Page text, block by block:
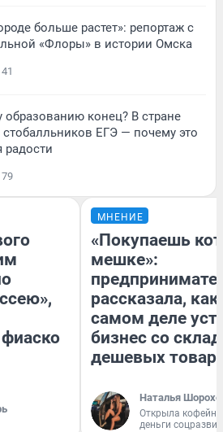
больше растет»: репортаж с
«Флоры» в истории Омска
41
образованию конец? В стране
стобалльников ЕГЭ — почему это
радости
79
МНЕНИЕ
«Покупаешь
мешке»:
рассказала, как
самом деле
бизнес со
дешевых
Наталья
Открыла
деньги